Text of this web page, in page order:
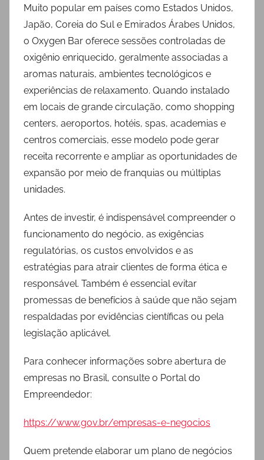
Muito popular em países como Estados Unidos,
Japão, Coreia do Sul e Emirados Árabes Unidos,
o Oxygen Bar oferece sessões controladas de
oxigênio enriquecido, geralmente associadas a
aromas naturais, ambientes tecnológicos e
experiências de relaxamento. Quando instalado
em locais de grande circulação, como shopping
centers, aeroportos, hotéis, spas, academias e
centros comerciais, esse modelo pode gerar
receita recorrente e ampliar as oportunidades de
expansão por meio de franquias ou múltiplas
unidades.
Antes de investir, é indispensável compreender o
funcionamento do negócio, as exigências
regulatórias, os custos envolvidos e as
estratégias para atrair clientes de forma ética e
responsável. Também é essencial evitar
promessas de benefícios à saúde que não sejam
respaldadas por evidências científicas ou pela
legislação aplicável.
Para conhecer informações sobre abertura de
empresas no Brasil, consulte o Portal do
Empreendedor:
https://www.gov.br/empresas-e-negocios
Quem pretende elaborar um plano de negócios